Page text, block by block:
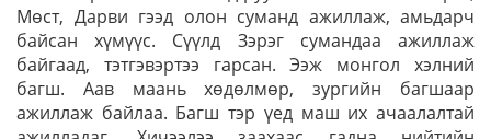
Мөст, Дарви гээд олон суманд ажиллаж, амьдарч
байсан хүмүүс. Сүүлд Зэрэг сумандаа ажиллаж
байгаад, тэтгэвэртээ гарсан. Ээж монгол хэлний
багш. Аав маань хөдөлмөр, зургийн багшаар
ажиллаж байлаа. Багш тэр үед маш их ачаалалтай